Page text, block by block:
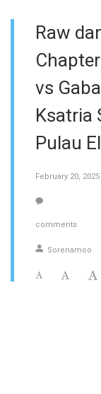
Raw
vs
Ksatria
Pulau
February 20, 2025
comments
Sorenamoo